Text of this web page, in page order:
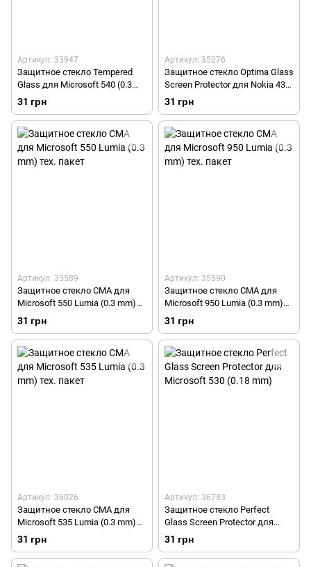
Артикул: 33947
Защитное стекло Tempered
Glass для Microsoft 540 (0.3
mm)
31 грн
Артикул: 35276
Защитное стекло Optima Glass
Screen Protector для Nokia 430
(Microsoft)
31 грн
Артикул: 35589
Защитное стекло СМА для
Microsoft 550 Lumia (0.3 mm)
тех. пакет
31 грн
Артикул: 35590
Защитное стекло СМА для
Microsoft 950 Lumia (0.3 mm)
тех. пакет
31 грн
Артикул: 36026
Защитное стекло СМА для
Microsoft 535 Lumia (0.3 mm)
тех. пакет
31 грн
Артикул: 36783
Защитное стекло Perfect
Glass Screen Protector для
Microsoft 530 (0.18 mm)
31 грн